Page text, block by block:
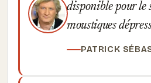
disponible pour le
moustiques
PATRICK